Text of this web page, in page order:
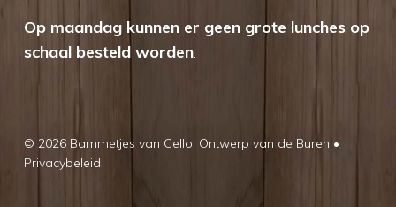
Op maandag kunnen er geen grote lunches op
schaal besteld worden.
© 2026 Bammetjes van Cello. Ontwerp van de Buren •
Privacybeleid